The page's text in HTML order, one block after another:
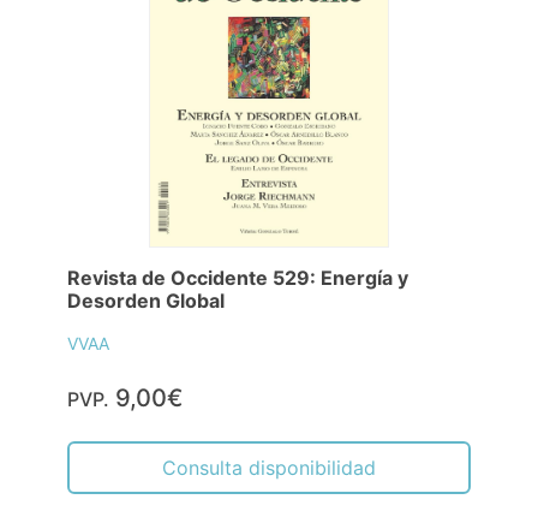
Revista de Occidente 529: Energía y
Desorden Global
VVAA
PVP. 9,00€
Consulta disponibilidad